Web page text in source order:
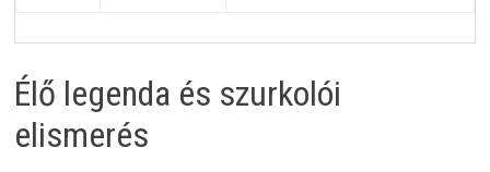
Élő legenda és szurkolói
elismerés